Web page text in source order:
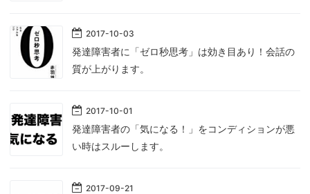
2017-10-03
発達障害者に「ゼロ秒思考」は効き目あり！会話の
質が上がります。
2017-10-01
発達障害者の「気になる！」をコンディションが悪
い時はスルーします。
2017-09-21